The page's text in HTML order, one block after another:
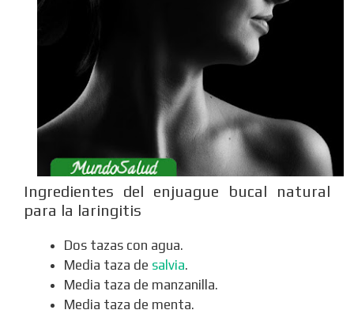
Ingredientes del enjuague bucal natural
para la laringitis
Dos tazas con agua.
Media taza de salvia.
Media taza de manzanilla.
Media taza de menta.